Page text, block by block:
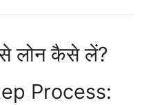
से लोन कैसे लें?
Process: